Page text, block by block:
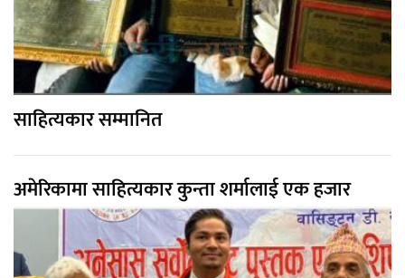
साहित्यकार सम्मानित
अमेरिकामा साहित्यकार कुन्ता शर्मालाई एक हजार